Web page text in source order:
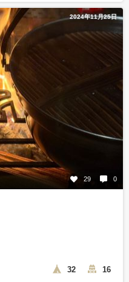
2024年11月25日
29 0
32 16